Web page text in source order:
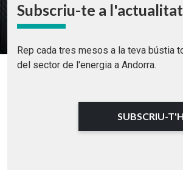
Subscriu-te a
Rep cada tres mesos a la teva bústia
del sector de l'energia a Andorra.
SUBSCRIU-